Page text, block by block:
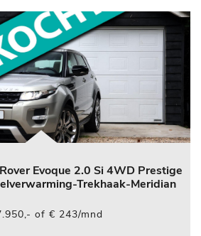
Evoque 2.0 Si 4WD Prestige
Trekhaak-Meridian
of € 243/mnd